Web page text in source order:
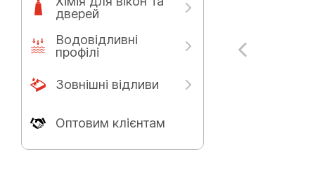
дверей
Водовідливні
профілі
Зовнішні відливи
Оптовим клієнтам